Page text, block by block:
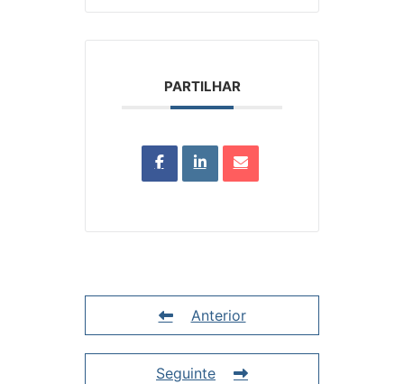
PARTILHAR
Anterior
Seguinte